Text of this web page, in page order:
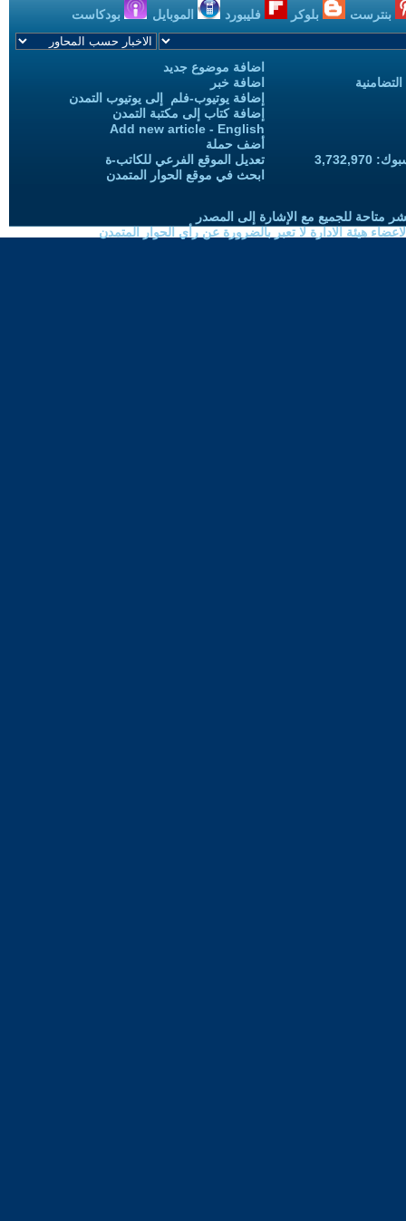
بنترست بلوكر فليبورد الموبايل بودكاست
اضافة موضوع جديد
اضافة خبر
إضافة يوتيوب-فلم إلى يوتيوب التمدن
إضافة كتاب إلى مكتبة التمدن
Add new article - English
أضف حملة
تعديل الموقع الفرعي للكاتب-ة
ابحث في موقع الحوار المتمدن
متاحة للجميع مع الإشارة إلى المصدر
هيئة الادارة لا تعبر بالضرورة عن رأي الحوار المتمدن